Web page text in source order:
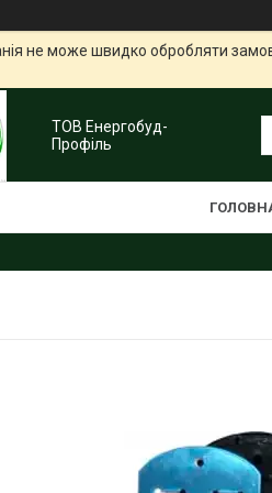
не може швидко обробляти
ТОВ Енергобуд-
Профіль